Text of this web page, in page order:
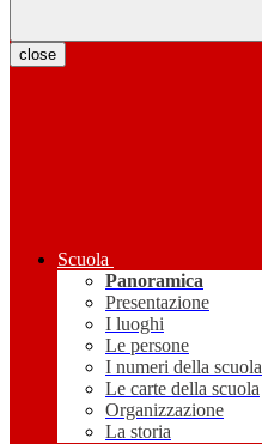
close
Scuola
Panoramica
Presentazione
I luoghi
Le persone
I numeri della scuola
Le carte della scuola
Organizzazione
La storia